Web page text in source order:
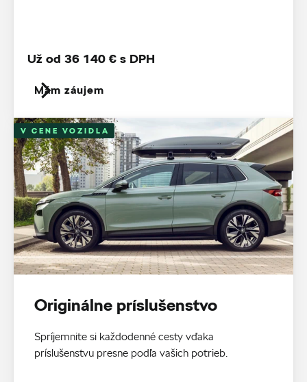
Mám záujem
Už od 36 140 € s DPH
V CENE VOZIDLA
Originálne príslušenstvo
Spríjemnite si každodenné cesty vďaka
príslušenstvu presne podľa vašich potrieb.